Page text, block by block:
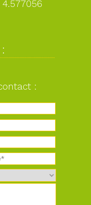
4.577056
: